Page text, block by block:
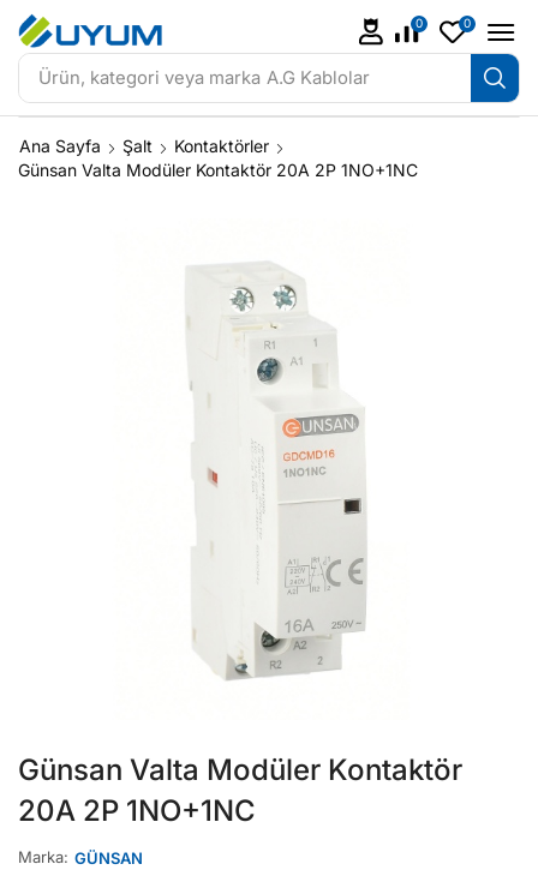
Ürün, kategori veya marka A.G Kablolar
0 0
Ana Sayfa Şalt
Kontaktörler
Günsan Valta Modüler Kontaktör 20A 2P 1NO+1NC
Günsan Valta Modüler Kontaktör
20A 2P 1NO+1NC
Marka: GÜNSAN